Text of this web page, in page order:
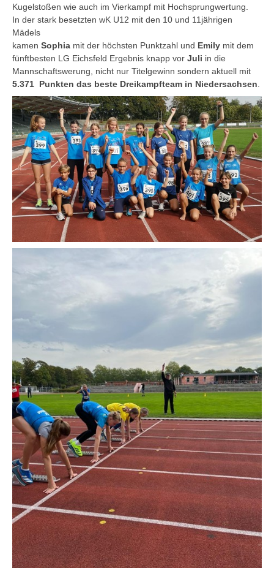
Kugelstoßen wie auch im Vierkampf mit Hochsprungwertung.
In der stark besetzten wK U12 mit den 10 und 11jährigen
Mädels
kamen Sophia mit der höchsten Punktzahl und Emily mit dem
fünftbesten LG Eichsfeld Ergebnis knapp vor Juli in die
Mannschaftswerung, nicht nur Titelgewinn sondern aktuell mit
5.371 Punkten das beste Dreikampfteam in Niedersachsen.